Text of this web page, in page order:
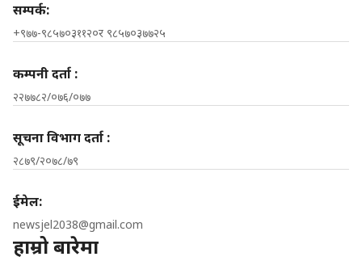
सम्पर्क:
+९७७-९८५७०३११२०र ९८५७०३७७२५
कम्पनी दर्ता :
२२७७८२/०७६/०७७
सूचना विभाग दर्ता :
२८७९/२०७८/७९
ईमेल:
newsjel2038@gmail.com
हाम्रो बारेमा